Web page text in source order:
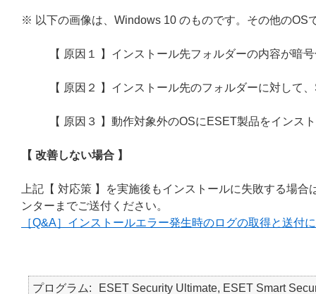
※ 以下の画像は、Windows 10 のものです。その他のOS
【 原因１ 】インストール先フォルダーの内容が暗
【 原因２ 】インストール先のフォルダーに対して
【 原因３ 】動作対象外のOSにESET製品をインス
【 改善しない場合 】
上記【 対応策 】を実施後もインストールに失敗する場
ンターまでご送付ください。
［Q&A］インストールエラー発生時のログの取得と送付
プログラム
ESET Security Ultimate, ESET Smart